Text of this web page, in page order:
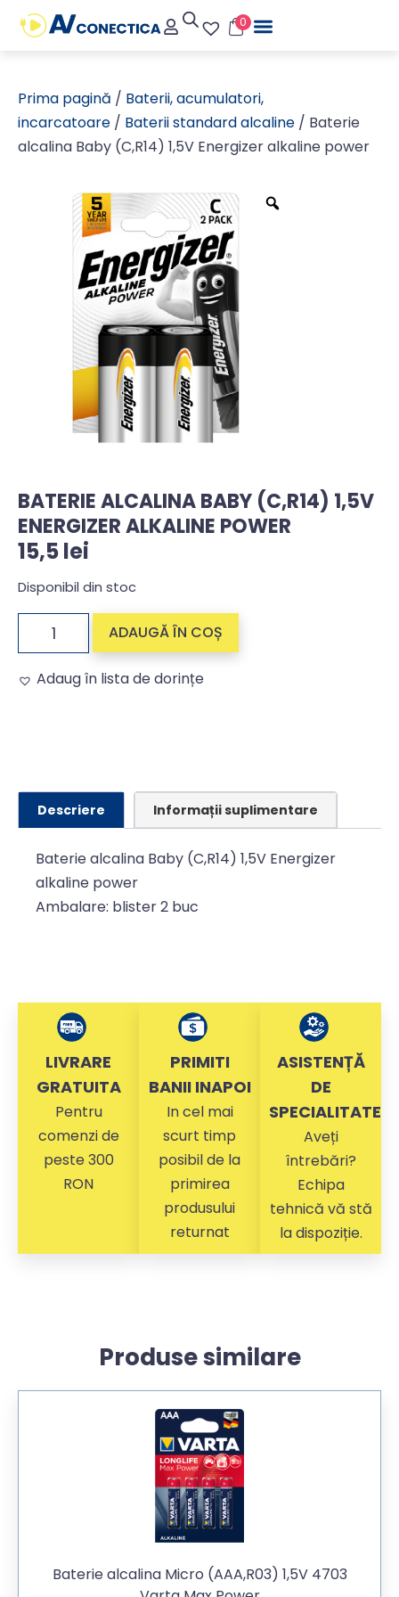
0
Prima pagină / Baterii, acumulatori,
incarcatoare / Baterii standard alcaline / Baterie
alcalina Baby (C,R14) 1,5V Energizer alkaline power
BATERIE ALCALINA BABY (C,R14) 1,5V
ENERGIZER ALKALINE POWER
15,5lei
Disponibil din stoc
ADAUGĂ ÎN COȘ
Adaug în lista de dorințe
Descriere Informații suplimentare
Baterie alcalina Baby (C,R14) 1,5V Energizer
alkaline power
Ambalare: blister 2 buc
LIVRARE
GRATUITA
Pentru
comenzi de
peste 300
RON
PRIMITI
BANII INAPOI
In cel mai
scurt timp
posibil de la
primirea
produsului
returnat
ASISTENȚĂ
DE
SPECIALITATE
Aveți
întrebări?
Echipa
tehnică vă stă
la dispoziție.
Produse similare
Baterie alcalina Micro (AAA,R03) 1,5V 4703